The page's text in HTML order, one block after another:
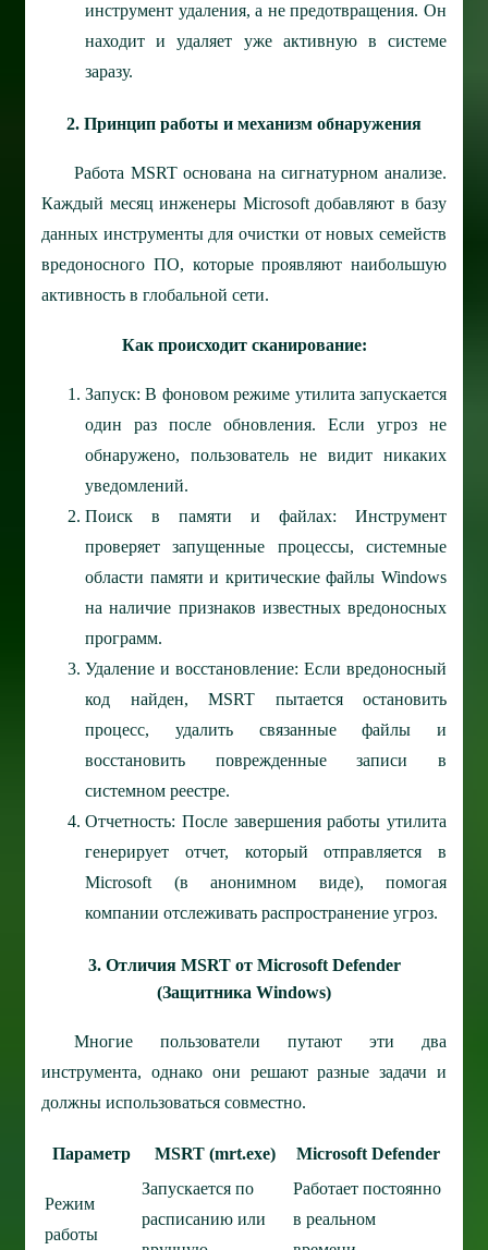
инструмент удаления, а не предотвращения. Он
находит и удаляет уже активную в системе
заразу.
2. Принцип работы и механизм обнаружения
Работа MSRT основана на сигнатурном анализе.
Каждый месяц инженеры Microsoft добавляют в базу
данных инструменты для очистки от новых семейств
вредоносного ПО, которые проявляют наибольшую
активность в глобальной сети.
Как происходит сканирование:
Запуск: В фоновом режиме утилита запускается
один раз после обновления. Если угроз не
обнаружено, пользователь не видит никаких
уведомлений.
Поиск в памяти и файлах: Инструмент
проверяет запущенные процессы, системные
области памяти и критические файлы Windows
на наличие признаков известных вредоносных
программ.
Удаление и восстановление: Если вредоносный
код найден, MSRT пытается остановить
процесс, удалить связанные файлы и
восстановить поврежденные записи в
системном реестре.
Отчетность: После завершения работы утилита
генерирует отчет, который отправляется в
Microsoft (в анонимном виде), помогая
компании отслеживать распространение угроз.
3. Отличия MSRT от Microsoft Defender
(Защитника Windows)
Многие пользователи путают эти два
инструмента, однако они решают разные задачи и
должны использоваться совместно.
Параметр MSRT (mrt.exe) Microsoft Defender
Режим
работы
Запускается по
расписанию или
Работает постоянно
в реальном